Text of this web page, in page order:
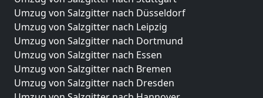
Umzug von Salzgitter nach Düsseldorf
Umzug von Salzgitter nach Leipzig
Umzug von Salzgitter nach Dortmund
Umzug von Salzgitter nach Essen
Umzug von Salzgitter nach Bremen
Umzug von Salzgitter nach Dresden